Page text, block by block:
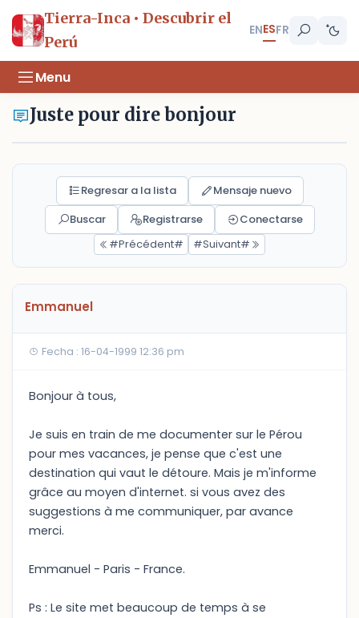
Tierra-Inca • Descubrir el
Perú
ENESFR
Menu
Juste pour dire bonjour
Regresar a la lista
Mensaje nuevo
Buscar
Registrarse
Conectarse
#Précédent#
#Suivant#
Emmanuel
Fecha : 16-04-1999 12:36 pm
Bonjour à tous,
Je suis en train de me documenter sur le Pérou
pour mes vacances, je pense que c'est une
destination qui vaut le détoure. Mais je m'informe
grâce au moyen d'internet. si vous avez des
suggestions à me communiquer, par avance
merci.
Emmanuel - Paris - France.
Ps : Le site met beaucoup de temps à se